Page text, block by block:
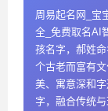
周易起名网_宝
全_免费取名AI
孩名字，郝姓
个古老而富有
美、寓意深和
字，融合传统